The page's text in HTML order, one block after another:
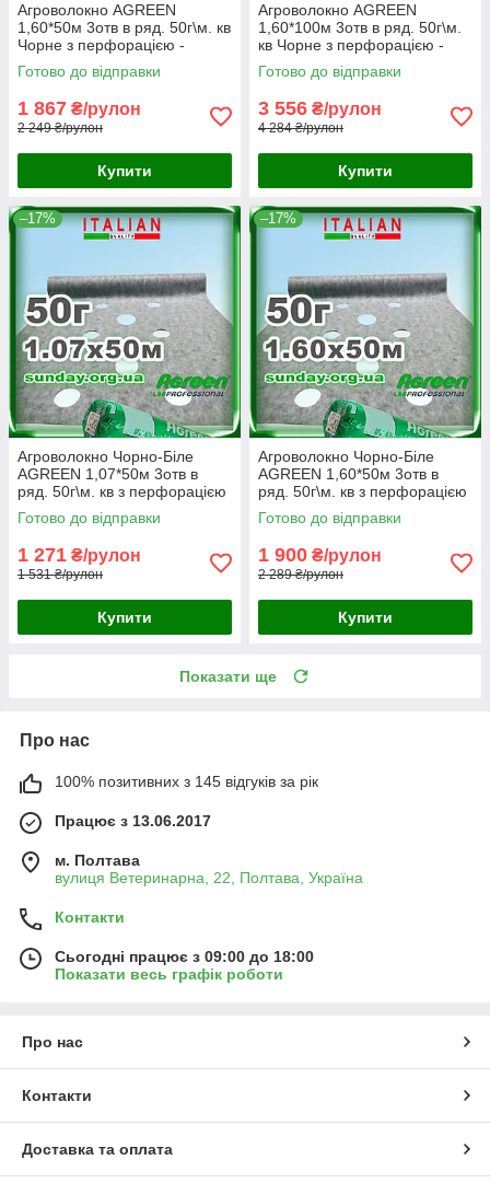
Агроволокно AGREEN
1,60*50м 3отв в ряд. 50г\м. кв
Чорне з перфорацією -
4сезона
Готово до відправки
1 867 ₴/рулон
2 249 ₴/рулон
Купити
Агроволокно AGREEN
1,60*100м 3отв в ряд. 50г\м.
кв Чорне з перфорацією -
4сезона
Готово до відправки
3 556 ₴/рулон
4 284 ₴/рулон
Купити
–17%
Агроволокно Чорно-Біле
AGREEN 1,07*50м 3отв в
ряд. 50г\м. кв з перфорацією
- 4сезона
Готово до відправки
1 271 ₴/рулон
1 531 ₴/рулон
Купити
–17%
Агроволокно Чорно-Біле
AGREEN 1,60*50м 3отв в
ряд. 50г\м. кв з перфорацією
- 4сезона
Готово до відправки
1 900 ₴/рулон
2 289 ₴/рулон
Купити
Показати ще
Про нас
100% позитивних з 145 відгуків за рік
Працює з 13.06.2017
м. Полтава
вулиця Ветеринарна, 22, Полтава, Україна
Контакти
Сьогодні працює з 09:00 до 18:00
Показати весь графік роботи
Про нас
Контакти
Доставка та оплата